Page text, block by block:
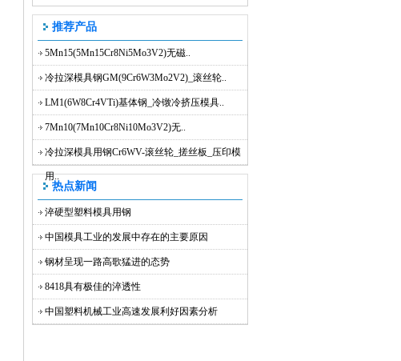
推荐产品
5Mn15(5Mn15Cr8Ni5Mo3V2)无磁..
冷拉深模具钢GM(9Cr6W3Mo2V2)_滚丝轮..
LM1(6W8Cr4VTi)基体钢_冷镦冷挤压模具..
7Mn10(7Mn10Cr8Ni10Mo3V2)无..
冷拉深模具用钢Cr6WV-滚丝轮_搓丝板_压印模
用..
热点新闻
淬硬型塑料模具用钢
中国模具工业的发展中存在的主要原因
钢材呈现一路高歌猛进的态势
8418具有极佳的淬透性
中国塑料机械工业高速发展利好因素分析